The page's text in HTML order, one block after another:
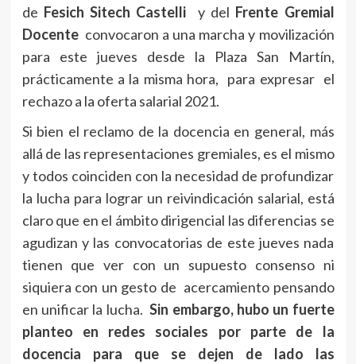
de Fesich Sitech Castelli y del Frente Gremial
Docente convocaron a una marcha y movilización
para este jueves desde la Plaza San Martín,
prácticamente a la misma hora, para expresar el
rechazo a la oferta salarial 2021.
Si bien el reclamo de la docencia en general, más
allá de las representaciones gremiales, es el mismo
y todos coinciden con la necesidad de profundizar
la lucha para lograr un reivindicación salarial, está
claro que en el ámbito dirigencial las diferencias se
agudizan y las convocatorias de este jueves nada
tienen que ver con un supuesto consenso ni
siquiera con un gesto de acercamiento pensando
en unificar la lucha.Sin embargo, hubo un fuerte
planteo en redes sociales por parte de la
docencia para que se dejen de lado las